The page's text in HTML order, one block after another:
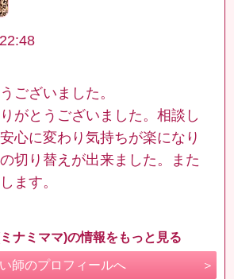
ございました。
がとうございました。相談し
心に変わり気持ちが楽になり
切り替えが出来ました。また
ます。
ナミママ)の情報をもっと見る
師のプロフィールへ